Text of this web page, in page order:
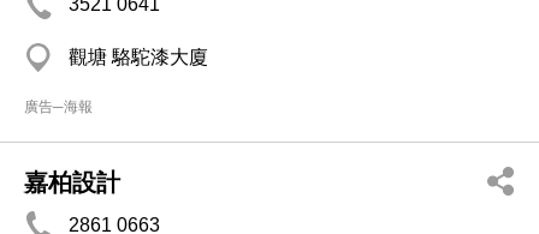
3521 0641
觀塘 駱駝漆大廈
廣告─海報
嘉柏設計
2861 0663